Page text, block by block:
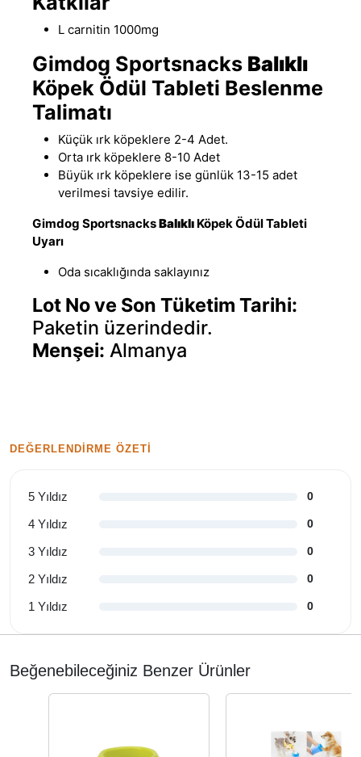
L carnitin 1000mg
Gimdog Sportsnacks Balıklı
Köpek Ödül Tableti Beslenme
Talimatı
Küçük ırk köpeklere 2-4 Adet.
Orta ırk köpeklere 8-10 Adet
Büyük ırk köpeklere ise günlük 13-15 adet
verilmesi tavsiye edilir.
Gimdog SportsnacksBalıklı Köpek Ödül Tableti
Uyarı
Oda sıcaklığında saklayınız
Lot No ve Son Tüketim Tarihi:
Paketin üzerindedir.
Menşei: Almanya
DEĞERLENDIRME ÖZETI
5 Yıldız 0
4 Yıldız 0
3 Yıldız 0
2 Yıldız 0
1 Yıldız 0
Beğenebileceğiniz Benzer Ürünler